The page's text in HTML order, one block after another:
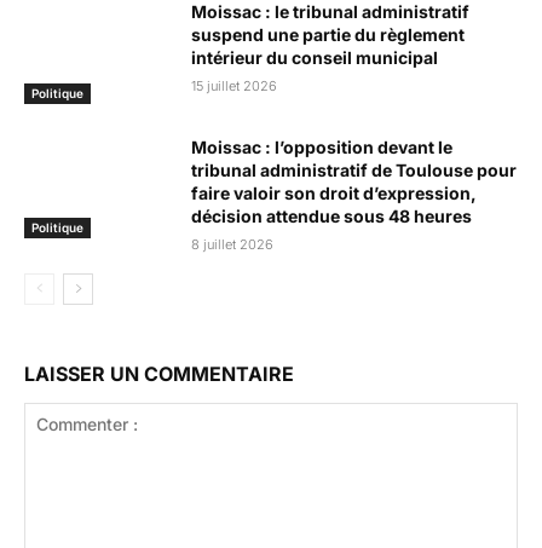
Politique
Moissac : le tribunal administratif
suspend une partie du règlement
intérieur du conseil municipal
15 juillet 2026
Politique
Moissac : l’opposition devant le
tribunal administratif de Toulouse pour
faire valoir son droit d’expression,
décision attendue sous 48 heures
8 juillet 2026
LAISSER UN COMMENTAIRE